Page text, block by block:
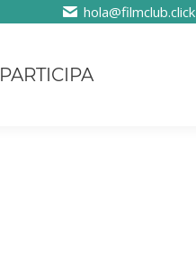
hola@filmclub.click
PARTICIPA